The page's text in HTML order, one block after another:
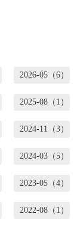
2026-05（6）
2025-08（1）
2024-11（3）
2024-03（5）
2023-05（4）
2022-08（1）